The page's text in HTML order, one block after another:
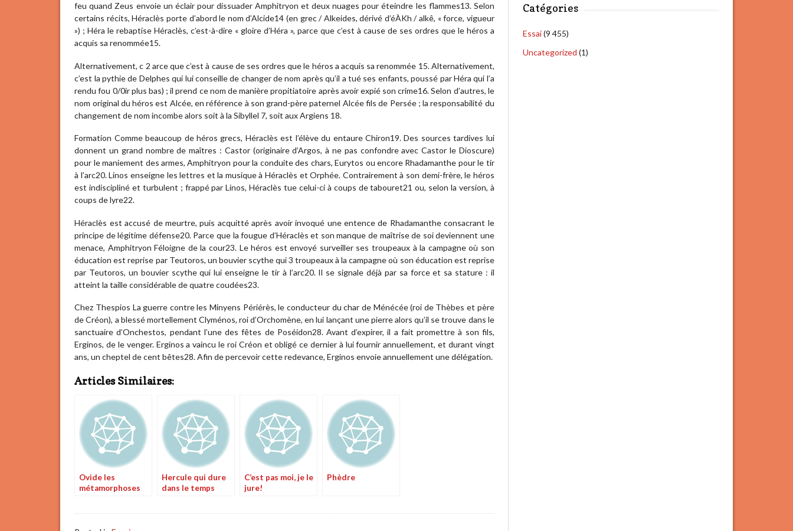
feu quand Zeus envoie un éclair pour dissuader Amphitryon et deux nuages pour éteindre les flammes13. Selon
certains récits, Héraclès porte d’abord le nom d’Alcide14 (en grec / Alkeides, dérivé d’éÀKh / alkê, « force, vigueur
») ; Héra le rebaptise Héraclès, c’est-à-dire « gloire d’Héra », parce que c’est à cause de ses ordres que le héros a
acquis sa renommée15.
Alternativement, c 2 arce que c’est à cause de ses ordres que le héros a acquis sa renommée 15. Alternativement,
c’est la pythie de Delphes qui lui conseille de changer de nom après qu’il a tué ses enfants, poussé par Héra qui l’a
rendu fou 0/0ir plus bas) ; il prend ce nom de manière propitiatoire après avoir expié son crime16. Selon d’autres, le
nom original du héros est Alcée, en référence à son grand-père paternel Alcée fils de Persée ; la responsabilité du
changement de nom incombe alors soit à la Sibyllel 7, soit aux Argiens 18.
Formation Comme beaucoup de héros grecs, Héraclès est l’élève du entaure Chiron19. Des sources tardives lui
donnent un grand nombre de maîtres : Castor (originaire d’Argos, à ne pas confondre avec Castor le Dioscure)
pour le maniement des armes, Amphitryon pour la conduite des chars, Eurytos ou encore Rhadamanthe pour le tir
à l’arc20. Linos enseigne les lettres et la musique à Héraclès et Orphée. Contrairement à son demi-frère, le héros
est indiscipliné et turbulent ; frappé par Linos, Héraclès tue celui-ci à coups de tabouret21 ou, selon la version, à
coups de lyre22.
Héraclès est accusé de meurtre, puis acquitté après avoir invoqué une entence de Rhadamanthe consacrant le
principe de légitime défense20. Parce que la fougue d’Héraclès et son manque de maîtrise de soi deviennent une
menace, Amphitryon Féloigne de la cour23. Le héros est envoyé surveiller ses troupeaux à la campagne où son
éducation est reprise par Teutoros, un bouvier scythe qui 3 troupeaux à la campagne où son éducation est reprise
par Teutoros, un bouvier scythe qui lui enseigne le tir à l’arc20. Il se signale déjà par sa force et sa stature : il
atteint la taille considérable de quatre coudées23.
Chez Thespios La guerre contre les Minyens Périérès, le conducteur du char de Ménécée (roi de Thèbes et père
de Créon), a blessé mortellement Clyménos, roi d’Orchomène, en lui lançant une pierre alors qu’il se trouve dans le
sanctuaire d’Onchestos, pendant l’une des fêtes de Poséidon28. Avant d’expirer, il a fait promettre à son fils,
Erginos, de le venger. Erginos a vaincu le roi Créon et obligé ce dernier à lui fournir annuellement, et durant vingt
ans, un cheptel de cent bêtes28. Afin de percevoir cette redevance, Erginos envoie annuellement une délégation.
Articles Similaires:
Ovide les
métamorphoses
Hercule qui dure
dans le temps
C’est pas moi, je le
jure!
Phèdre
Catégories
Essai(9 455)
Uncategorized (1)